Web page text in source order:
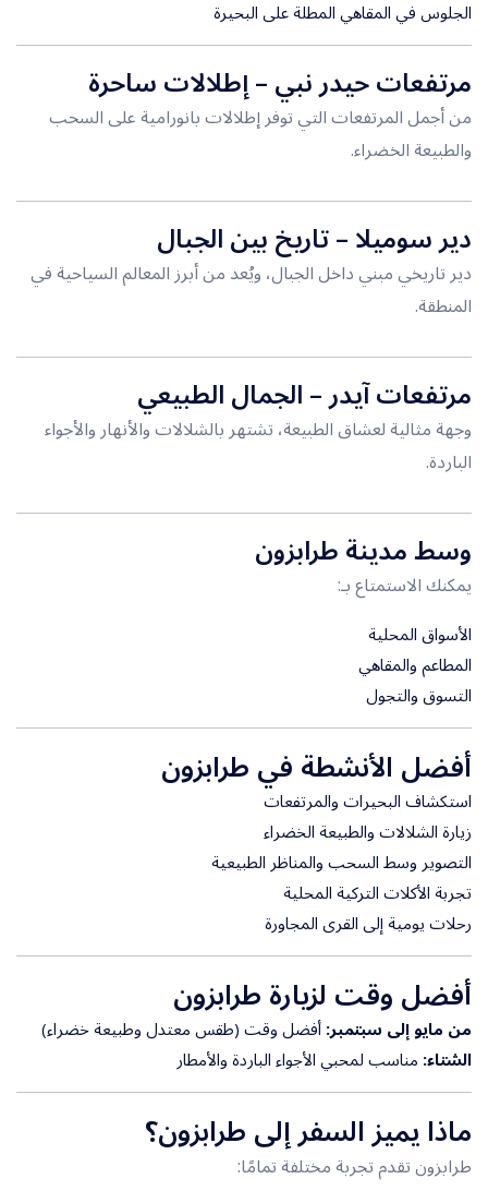
الجلوس في المقاهي المطلة على البحيرة
مرتفعات حيدر نبي – إطلالات ساحرة
من أجمل المرتفعات التي توفر إطلالات بانورامية على السحب
والطبيعة الخضراء.
دير سوميلا – تاريخ بين الجبال
دير تاريخي مبني داخل الجبال، ويُعد من أبرز المعالم السياحية في
المنطقة.
مرتفعات آيدر – الجمال الطبيعي
وجهة مثالية لعشاق الطبيعة، تشتهر بالشلالات والأنهار والأجواء
الباردة.
وسط مدينة طرابزون
يمكنك الاستمتاع بـ:
الأسواق المحلية
المطاعم والمقاهي
التسوق والتجول
أفضل الأنشطة في طرابزون
استكشاف البحيرات والمرتفعات
زيارة الشلالات والطبيعة الخضراء
التصوير وسط السحب والمناظر الطبيعية
تجربة الأكلات التركية المحلية
رحلات يومية إلى القرى المجاورة
أفضل وقت لزيارة طرابزون
من مايو إلى سبتمبر: أفضل وقت (طقس معتدل وطبيعة خضراء)
الشتاء: مناسب لمحبي الأجواء الباردة والأمطار
ماذا يميز السفر إلى طرابزون؟
طرابزون تقدم تجربة مختلفة تمامًا: